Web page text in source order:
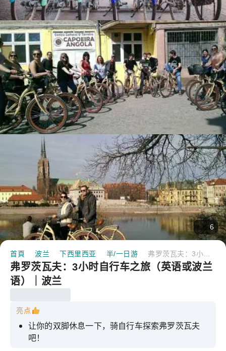
6
首頁 波兰 下西里西亚 半/一日游
弗罗茨瓦夫：3小时自行车之旅（英语或波兰
语）｜波兰
亮点
让你的双脚休息一下，骑自行车探索弗罗茨瓦夫
吧！